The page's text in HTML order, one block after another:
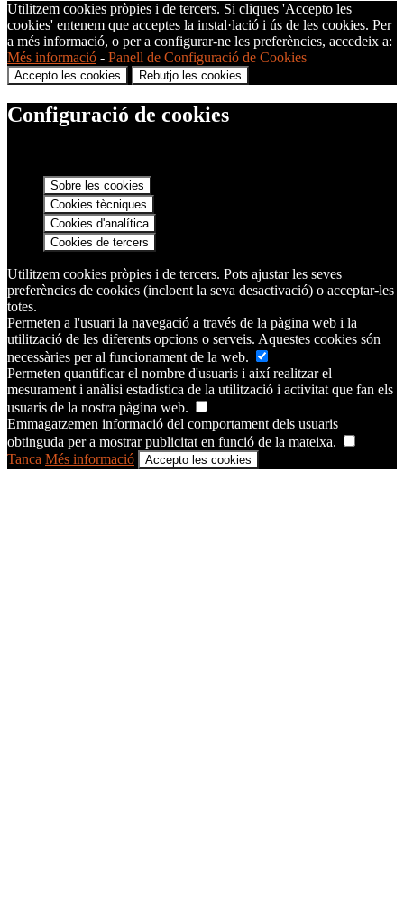
Utilitzem cookies pròpies i de tercers. Si cliques 'Accepto les
cookies' entenem que acceptes la instal·lació i ús de les cookies. Per
a més informació, o per a configurar-ne les preferències, accedeix a:
Més informació - Panell de Configuració de Cookies
Accepto les cookies Rebutjo les cookies
Configuració de cookies
Sobre les cookies
Cookies tècniques
Cookies d'analítica
Cookies de tercers
Utilitzem cookies pròpies i de tercers. Pots ajustar les seves
preferències de cookies (incloent la seva desactivació) o acceptar-les
totes.
Permeten a l'usuari la navegació a través de la pàgina web i la
utilització de les diferents opcions o serveis. Aquestes cookies són
necessàries per al funcionament de la web.
Permeten quantificar el nombre d'usuaris i així realitzar el
mesurament i anàlisi estadística de la utilització i activitat que fan els
usuaris de la nostra pàgina web.
Emmagatzemen informació del comportament dels usuaris
obtinguda per a mostrar publicitat en funció de la mateixa.
Tanca Més informació Accepto les cookies